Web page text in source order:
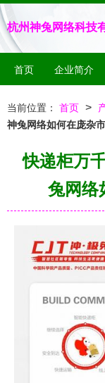
杭州神兔网络科技
首页 企业简介
当前位置： 首页 >
神兔网络如何在庞杂
快递柜万
兔网络